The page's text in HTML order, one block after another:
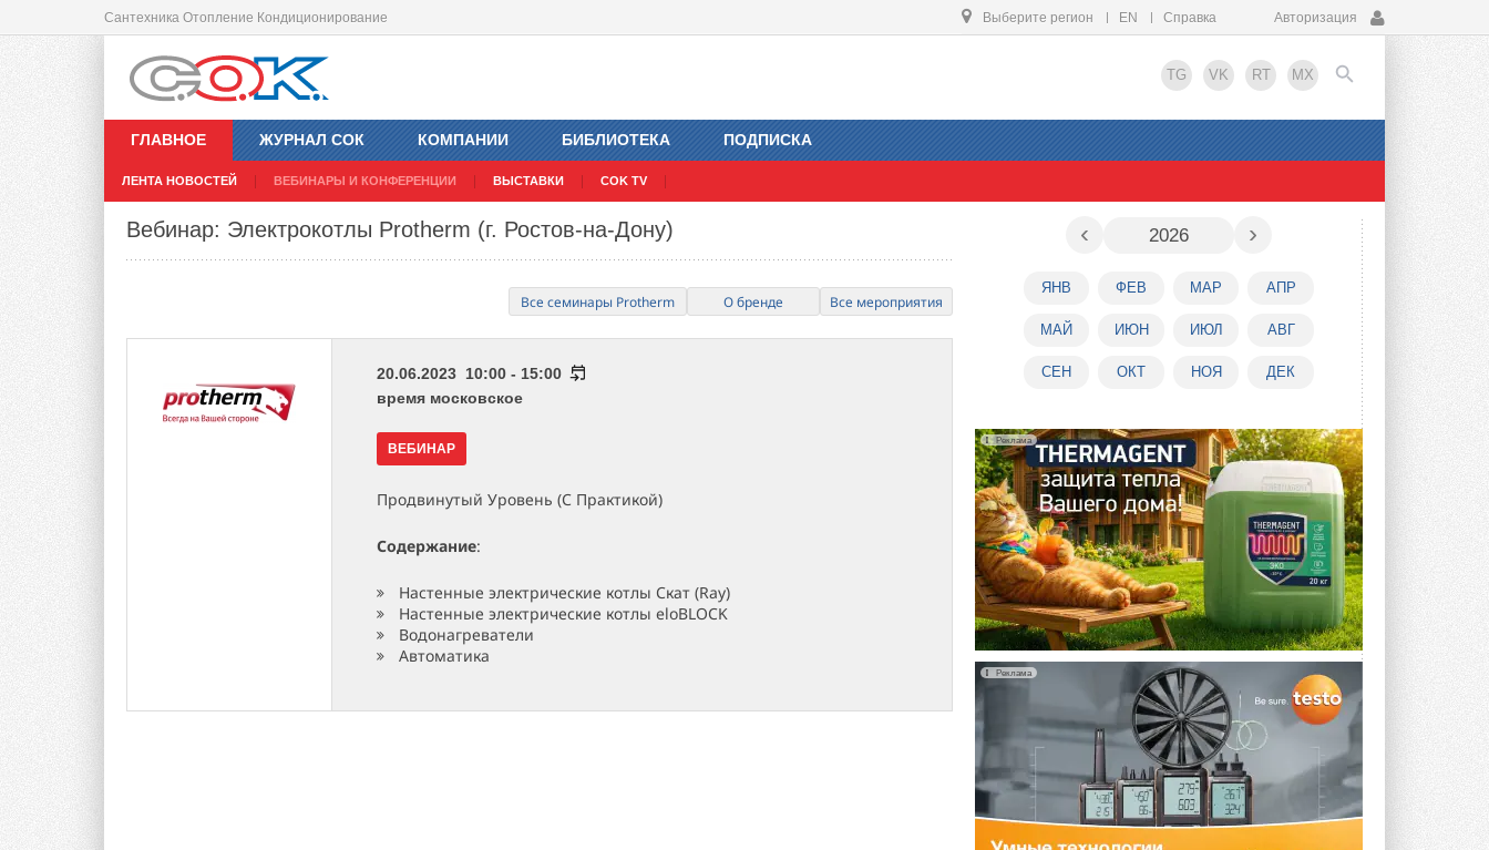
Сантехника Отопление Кондиционирование Выберите регион EN Справка Авторизация
TG VK RT MX
ГЛАВНОЕ
ЛЕНТА НОВОСТЕЙ ВЕБИНАРЫ И КОНФЕРЕНЦИИ ВЫСТАВКИ COK TV
ЖУРНАЛ СОК КОМПАНИИ БИБЛИОТЕКА ПОДПИСКА
EN
Вебинар: Электрокотлы Protherm (г. Ростов-на-Дону)
Все семинары Protherm О бренде Все мероприятия
20.06.2023 10:00 - 15:00
время московское
ВЕБИНАР
Продвинутый Уровень (С Практикой)
Содержание:
Настенные электрические котлы Скат (Ray)
Настенные электрические котлы eloBLOCK
Водонагреватели
Автоматика
‹ 2026 ›
ЯНВ ФЕВ МАР АПР
МАЙ ИЮН ИЮЛ АВГ
СЕН ОКТ НОЯ ДЕК
Реклама
Реклама